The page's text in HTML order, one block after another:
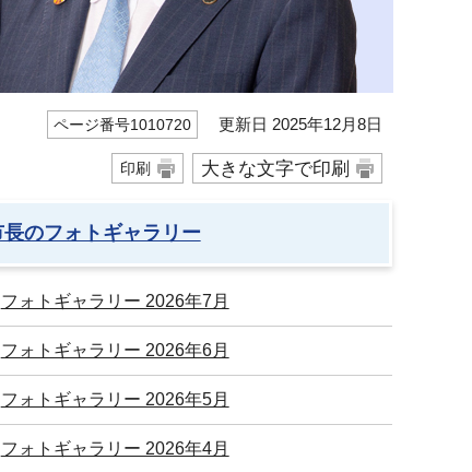
ページ番号1010720 更新日 2025年12月8日
印刷 大きな文字で印刷
長のフォトギャラリー
フォトギャラリー 2026年7月
フォトギャラリー 2026年6月
フォトギャラリー 2026年5月
フォトギャラリー 2026年4月